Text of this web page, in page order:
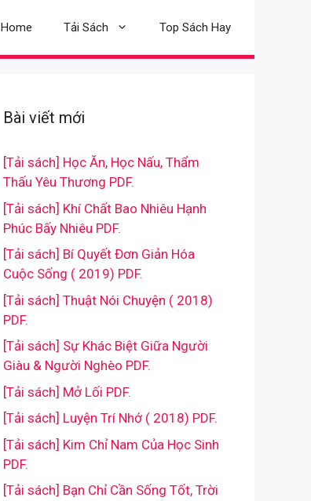
Home Tải Sách Top Sách Hay
Bài viết mới
[Tải sách] Học Ăn, Học Nấu, Thẩm
Thấu Yêu Thương PDF.
[Tải sách] Khí Chất Bao Nhiêu Hạnh
Phúc Bấy Nhiêu PDF.
[Tải sách] Bí Quyết Đơn Giản Hóa
Cuộc Sống ( 2019) PDF.
[Tải sách] Thuật Nói Chuyện ( 2018)
PDF.
[Tải sách] Sự Khác Biệt Giữa Người
Giàu & Người Nghèo PDF.
[Tải sách] Mở Lối PDF.
[Tải sách] Luyện Trí Nhớ ( 2018) PDF.
[Tải sách] Kim Chỉ Nam Của Học Sinh
PDF.
[Tải sách] Bạn Chỉ Cần Sống Tốt, Trời